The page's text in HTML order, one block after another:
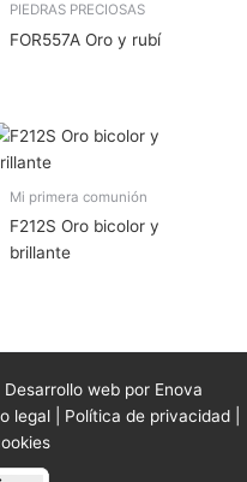
PIEDRAS PRECIOSAS
FOR557A Oro y rubí
Mi primera comunión
F212S Oro bicolor y
brillante
web por Enova
legal| Política de privacidad|